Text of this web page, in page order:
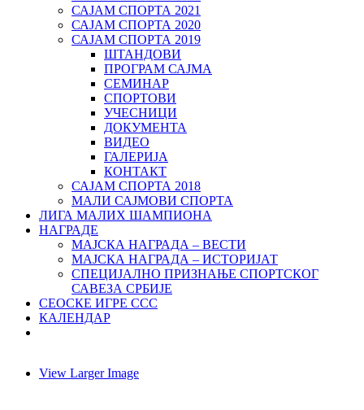
САЈАМ СПОРТА 2021
САЈАМ СПОРТА 2020
САЈАМ СПОРТА 2019
ШТАНДОВИ
ПРОГРАМ САЈМА
СЕМИНАР
СПОРТОВИ
УЧЕСНИЦИ
ДОКУМЕНТА
ВИДЕО
ГАЛЕРИЈА
КОНТАКТ
САЈАМ СПОРТА 2018
МАЛИ САЈМОВИ СПОРТА
ЛИГА МАЛИХ ШАМПИОНА
НАГРАДЕ
МАЈСКА НАГРАДА – ВЕСТИ
МАЈСКА НАГРАДА – ИСТОРИЈАТ
СПЕЦИЈАЛНО ПРИЗНАЊЕ СПОРТСКОГ
САВЕЗА СРБИЈЕ
СЕОСКЕ ИГРЕ ССС
КАЛЕНДАР
View Larger Image